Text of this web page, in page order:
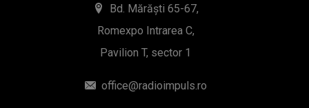
Bd. Mărăști 65-67,
Romexpo Intrarea C,
Pavilion T, sector 1
office@radioimpuls.ro